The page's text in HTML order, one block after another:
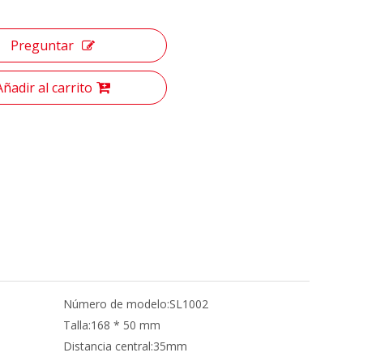
Preguntar
al carrito
Número de modelo:SL1002
Talla:168 * 50 mm
Distancia central:35mm